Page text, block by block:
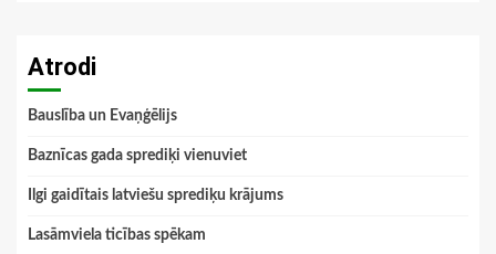
Atrodi
Bauslība un Evaņģēlijs
Baznīcas gada sprediķi vienuviet
Ilgi gaidītais latviešu sprediķu krājums
Lasāmviela ticības spēkam